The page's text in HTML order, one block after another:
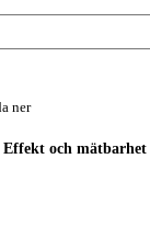
ner
och mätbarhet